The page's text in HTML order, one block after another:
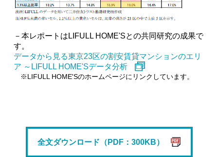
－本レポートはLIFULL HOME'Sとの共同研究の成果で
す。
データから見る東京23区の割安賃貸マンションのエリ
ア ～LIFULL HOME'Sデータ分析
※LIFULL HOME'Sのホームページにリンクしています。
全文ダウンロード（PDF：300KB）